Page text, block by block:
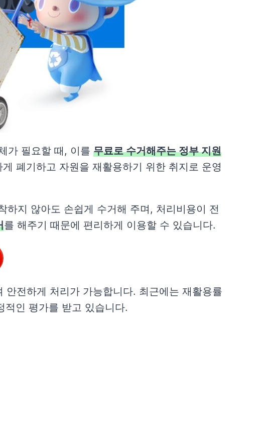
가 필요할 때, 이를 무료로 수거해주는 정부 지원
폐기하고 자원을 재활용하기 위한 취지로 운영
하지 않아도 손쉽게 수거해 주며, 처리비용이 전
를 해주기 때문에 편리하게 이용할 수 있습니다.
안전하게 처리가 가능합니다. 최근에는 재활용률
적인 평가를 받고 있습니다.